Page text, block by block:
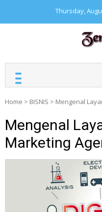
content
Thursday,
Home > BISNIS > Mengenal
Mengenal
Marketing